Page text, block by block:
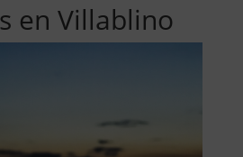
en Villablino